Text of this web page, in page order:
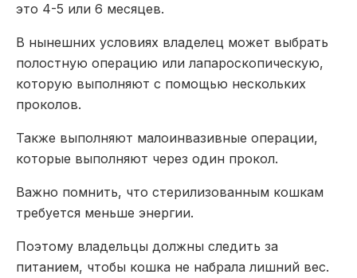
это 4-5 или 6 месяцев.
В нынешних условиях владелец может выбрать
полостную операцию или лапароскопическую,
которую выполняют с помощью нескольких
проколов.
Также выполняют малоинвазивные операции,
которые выполняют через один прокол.
Важно помнить, что стерилизованным кошкам
требуется меньше энергии.
Поэтому владельцы должны следить за
питанием, чтобы кошка не набрала лишний вес.